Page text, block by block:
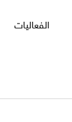
الفعاليات